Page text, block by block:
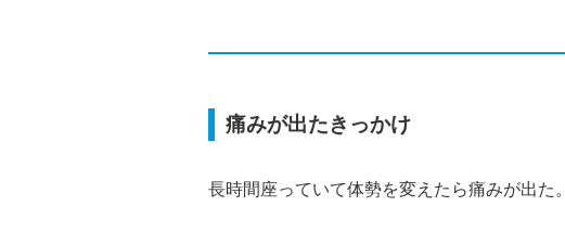
痛みが出たきっかけ
長時間座っていて体勢を変えたら痛みが出た。